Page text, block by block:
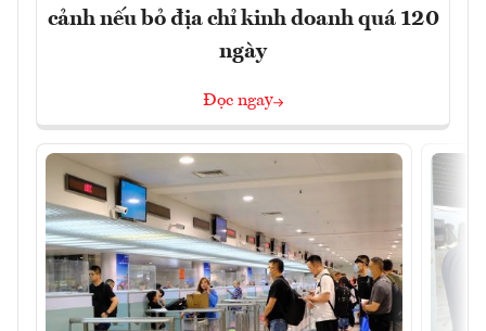
cảnh nếu bỏ địa chỉ kinh doanh quá 120
ngày
Đọc ngay